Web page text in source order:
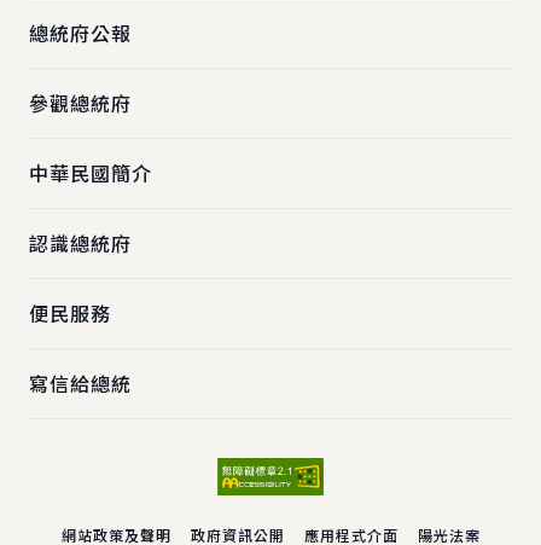
總統府公報
參觀總統府
中華民國簡介
認識總統府
便民服務
寫信給總統
網站政策及聲明 政府資訊公開 應用程式介面 陽光法案